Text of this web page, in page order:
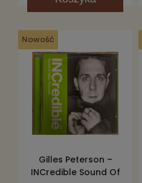
Nowość
Gilles Peterson –
INCredible Sound Of